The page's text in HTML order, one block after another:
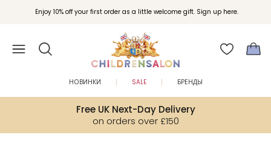
Enjoy 10% off your first order as a little welcome gift. Sign up here.
Free UK Next-Day Delivery
on orders over £150
НОВИНКИ SALE БРЕНДЫ